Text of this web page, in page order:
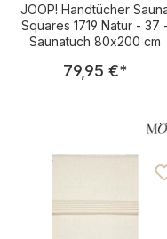
JOOP! Handtücher
Squares 1719 Natur - 37 -
Saunatuch 80x200 cm
Regulärer
79,95 €*